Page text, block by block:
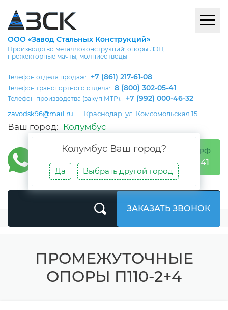
ООО «Завод Стальных Конструкций»
Производство металлоконструкций: опоры ЛЭП,
прожекторные мачты, молниеотводы
Телефон отдела продаж: +7 (861) 217-61-08
Телефон транспортного отдела: 8 (800) 302-05-41
Телефон производства (закуп МТР): +7 (992) 000-46-32
zavodsk96@mail.ru Краснодар, ул. Комсомольская 15
Ваш город: Колумбус
Колумбус Ваш город?
Да Выбрать другой город
БЕСПЛАТНО ПО РФ
8 (800) 302-05-41
ЗАКАЗАТЬ ЗВОНОК
ПРОМЕЖУТОЧНЫЕ
ОПОРЫ П110-2+4